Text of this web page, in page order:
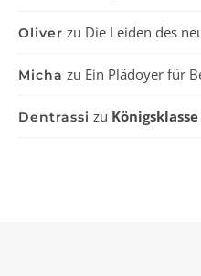
Oliver zu Die Leiden des
Micha zu Ein Plädoyer für
Dentrassi zu